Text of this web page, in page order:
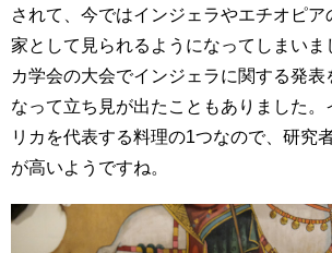
されて、今ではインジェラやエチオピ
家として見られるようになってしまいま
カ学会の大会でインジェラに関する発
なって立ち見が出たこともありました。
リカを代表する料理の1つなので、研究
が高いようですね。